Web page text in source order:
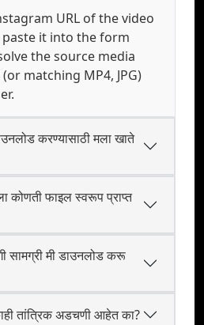
URL of the video
it into the form
the source media
matching MP4, JPG)
करण्यासाठी मला खाते
फाइल स्वरूप प्राप्त
मी डाउनलोड करू
तांत्रिक अडचणी आहेत का?